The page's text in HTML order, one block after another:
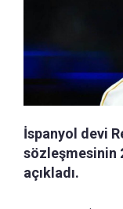
İspanyol devi
sözleşmesinin
açıkladı.